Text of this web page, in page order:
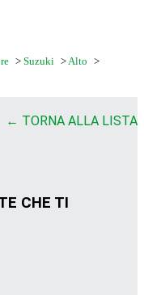
> Suzuki >Alto >
← TORNA ALLA LISTA
CHE TI